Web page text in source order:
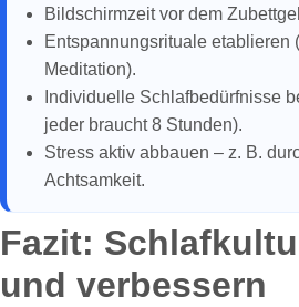
Bildschirmzeit vor dem
Entspannungsrituale etablieren
Meditation).
Individuelle Schlafbedürfnisse
jeder braucht 8 Stunden).
Stress aktiv abbauen – z. B.
Achtsamkeit.
Fazit:
und verbessern